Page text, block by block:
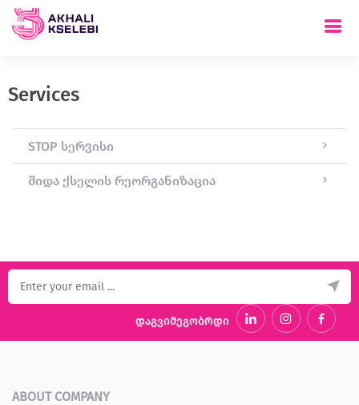
Services
STOP სერვისი
შიდა ქსელის რეორგანიზაცია
დაგვიმეგობრდი
ABOUT COMPANY